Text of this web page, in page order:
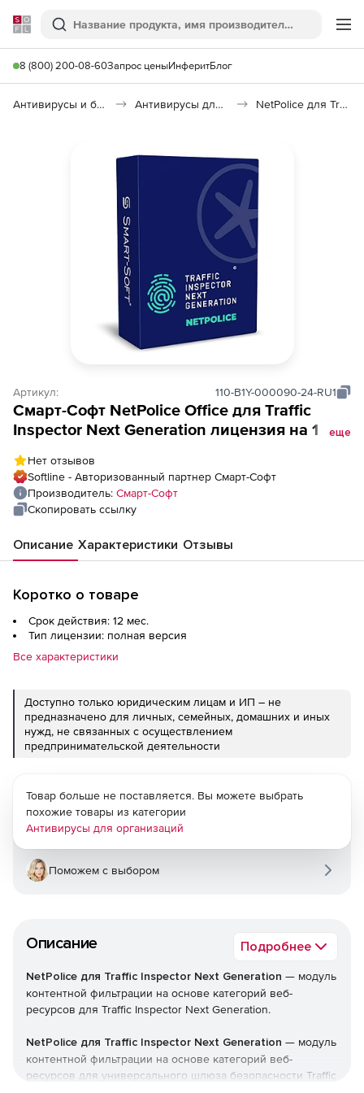
Softline
Поиск
8 (800) 200-08-60Запрос ценыИнферитБлог
Антивирусы и безопасность Антивирусы для организаций NetPolice для Traffic Inspector Next Generation
Артикул: 110-B1Y-000090-24-RU1
Смарт-Cофт NetPolice Office для Traffic
Inspector Next Generation лицензия на 1 год
еще
Нет отзывов
Softline - Авторизованный партнер Смарт-Cофт
Производитель: Смарт-Cофт
Скопировать ссылку
Описание Характеристики Отзывы
Коротко о товаре
Срок действия: 12 мес.
Тип лицензии: полная версия
Все характеристики
Доступно только юридическим лицам и ИП – не
предназначено для личных, семейных, домашних и иных
нужд, не связанных с осуществлением
предпринимательской деятельности
Описание Подробнее
NetPolice для Traffic Inspector Next Generation — модуль
контентной фильтрации на основе категорий веб-
ресурсов для Traffic Inspector Next Generation.
NetPolice для Traffic Inspector Next Generation — модуль
контентной фильтрации на основе категорий веб-
ресурсов для универсального шлюза безопасности Traffic
Товар больше не поставляется. Вы можете выбрать
похожие товары из категории
Антивирусы для организаций
Поможем с выбором